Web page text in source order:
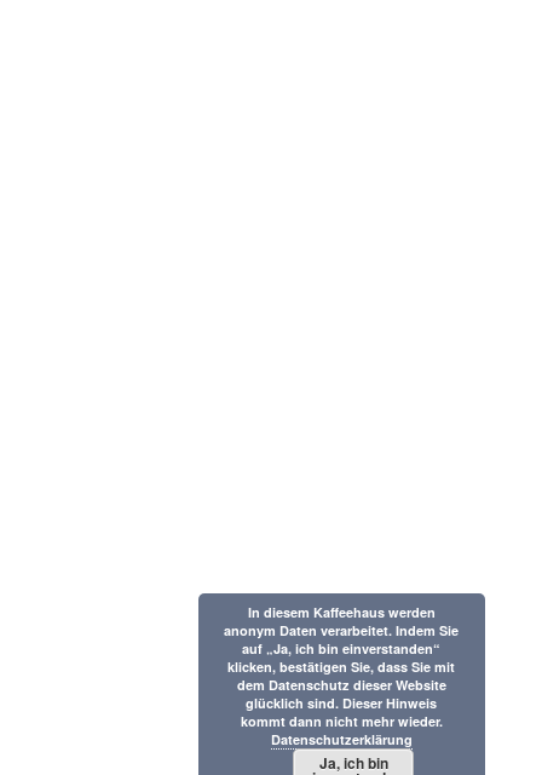
In diesem Kaffeehaus werden
anonym Daten verarbeitet. Indem Sie
auf „Ja, ich bin einverstanden“
klicken, bestätigen Sie, dass Sie mit
dem Datenschutz dieser Website
glücklich sind. Dieser Hinweis
kommt dann nicht mehr wieder.
Datenschutzerklärung
Ja, ich bin